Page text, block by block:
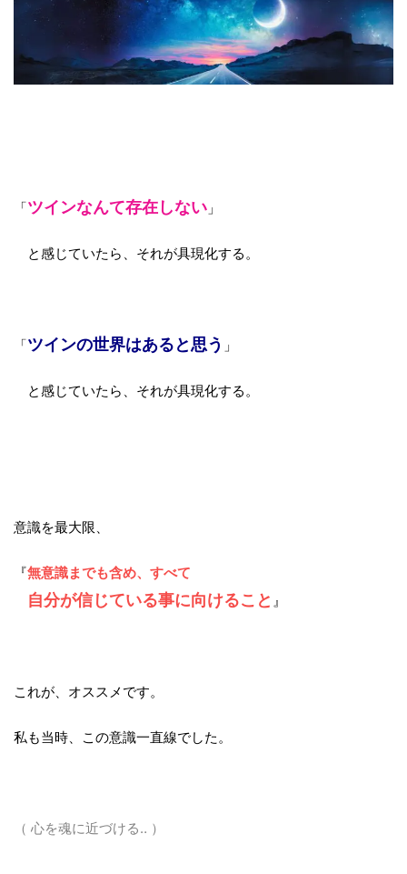
「ツインなんて存在しない 」
と感じていたら、それが具現化する。
「ツインの世界はあると思う 」
と感じていたら、それが具現化する。
意識を最大限、
『無意識までも含め、すべて
自分が信じている事に向けること 』
これが、オススメです。
私も当時、この意識一直線でした。
（ 心を魂に近づける‥ ）